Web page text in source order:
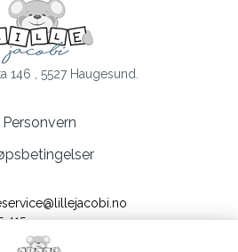
146 , 5527 Haugesund.
Personvern
415
på Facebook